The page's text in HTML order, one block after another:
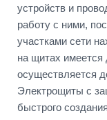
устройств и
работу с ними,
участками сети
на щитах имеется
осуществляется
Электрощиты с
быстрого